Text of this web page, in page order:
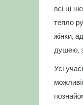
всі ці
тепло
жінки,
душею,
Усі